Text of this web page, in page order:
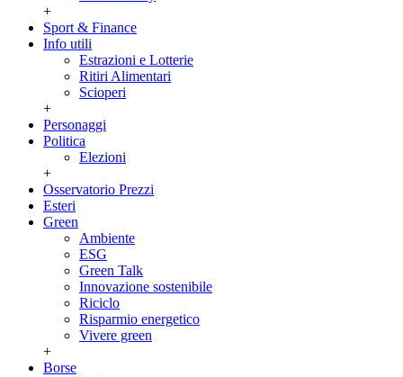
+
Sport & Finance
Info utili
Estrazioni e Lotterie
Ritiri Alimentari
Scioperi
+
Personaggi
Politica
Elezioni
+
Osservatorio Prezzi
Esteri
Green
Ambiente
ESG
Green Talk
Innovazione sostenibile
Riciclo
Risparmio energetico
Vivere green
+
Borse